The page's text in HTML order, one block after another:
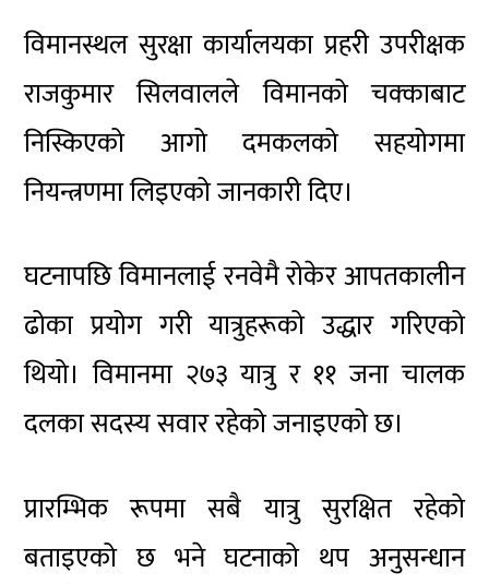
विमानस्थल सुरक्षा कार्यालयका प्रहरी उपरीक्षक
राजकुमार सिलवालले विमानको चक्काबाट
निस्किएको आगो दमकलको सहयोगमा
नियन्त्रणमा लिइएको जानकारी दिए।
घटनापछि विमानलाई रनवेमै रोकेर आपतकालीन
ढोका प्रयोग गरी यात्रुहरूको उद्धार गरिएको
थियो। विमानमा २७३ यात्रु र ११ जना चालक
दलका सदस्य सवार रहेको जनाइएको छ।
प्रारम्भिक रूपमा सबै यात्रु सुरक्षित रहेको
बताइएको छ भने घटनाको थप अनुसन्धान